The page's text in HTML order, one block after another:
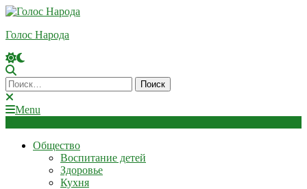
Skip
Content
Голос Народа
Найти:
Menu
Общество
Воспитание детей
Здоровье
Кухня